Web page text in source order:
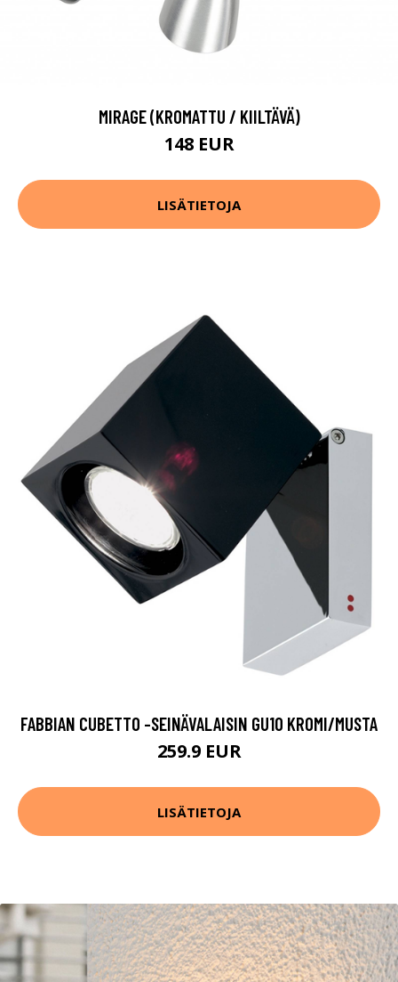
MIRAGE (KROMATTU / KIILTÄVÄ)
148 EUR
LISÄTIETOJA
FABBIAN CUBETTO -SEINÄVALAISIN GU10 KROMI/MUSTA
259.9 EUR
LISÄTIETOJA